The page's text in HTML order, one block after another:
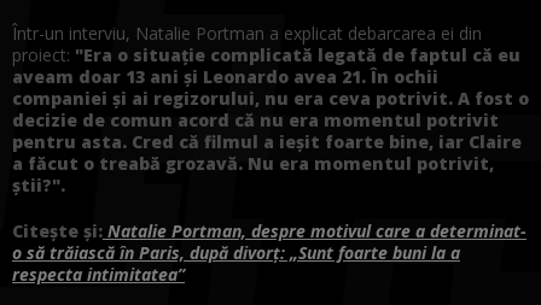
Într-un interviu, Natalie Portman a explicat debarcarea ei din
proiect: "Era o situație complicată legată de faptul că eu
aveam doar 13 ani și Leonardo avea 21. În ochii
companiei și ai regizorului, nu era ceva potrivit. A fost o
decizie de comun acord că nu era momentul potrivit
pentru asta. Cred că filmul a ieșit foarte bine, iar Claire
a făcut o treabă grozavă. Nu era momentul potrivit,
știi?".
Citește și: Natalie Portman, despre motivul care a determinat-
o să trăiască în Paris, după divorț: „Sunt foarte buni la a
respecta intimitatea”